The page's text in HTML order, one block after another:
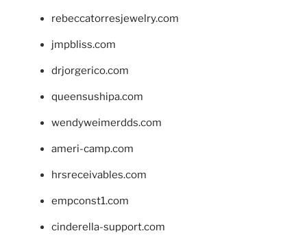
rebeccatorresjewelry.com
jmpbliss.com
drjorgerico.com
queensushipa.com
wendyweimerdds.com
ameri-camp.com
hrsreceivables.com
empconst1.com
cinderella-support.com